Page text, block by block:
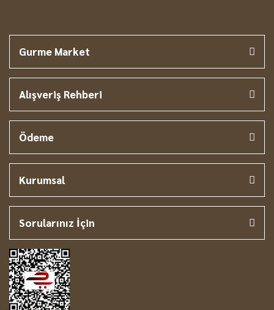
Gurme Market
Alışveriş Rehberi
Ödeme
Kurumsal
Sorularınız İçin